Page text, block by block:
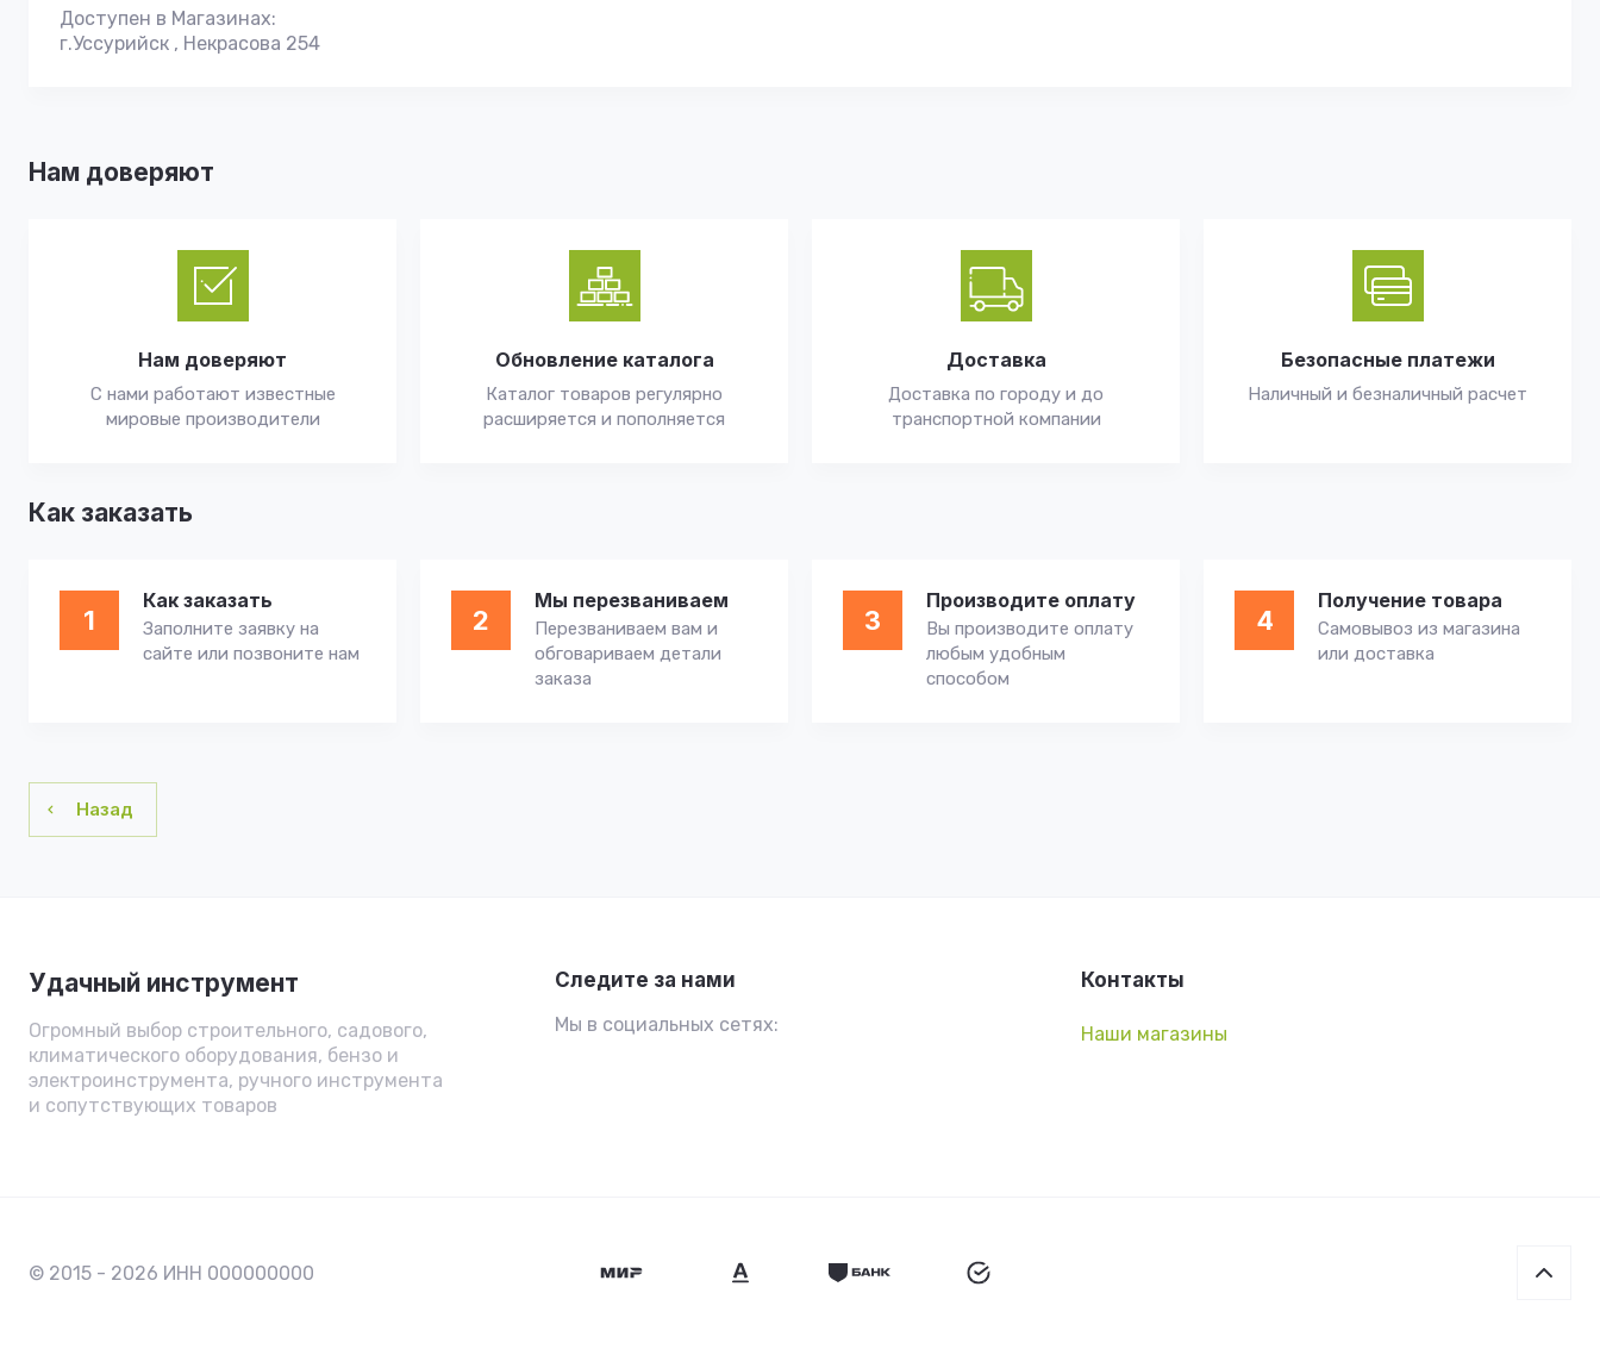
Доступен в Магазинах:
г.Уссурийск , Некрасова 254
Нам доверяют
Нам доверяют
С нами работают известные
мировые производители
Обновление каталога
Каталог товаров регулярно
расширяется и пополняется
Доставка
Доставка по городу и до
транспортной компании
Безопасные платежи
Наличный и безналичный расчет
Как заказать
1
Как заказать
Заполните заявку на
сайте или позвоните нам
2
Мы перезваниваем
Перезваниваем вам и
обговариваем детали
заказа
3
Производите оплату
Вы производите оплату
любым удобным
способом
4
Получение товара
Самовывоз из магазина
или доставка
Назад
Удачный инструмент
Огромный выбор строительного, садового,
климатического оборудования, бензо и
электроинструмента, ручного инструмента
и сопутствующих товаров
Следите за нами
Мы в социальных сетях:
Контакты
Наши магазины
© 2015 - 2026 ИНН 000000000